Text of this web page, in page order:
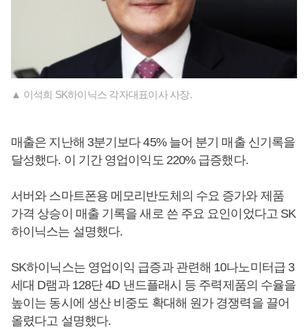
▲ 이석희 SK하이닉스 각자대표이사 사장.
매출은 지난해 3분기보다 45% 늘어 분기 매출 신기록을
달성했다. 이 기간 영업이익도 220% 급증했다.
서버와 스마트폰용 메모리반도체의 수요 증가와 제품
가격 상승이 매출 기록을 새로 쓴 주요 요인이었다고 SK
하이닉스는 설명했다.
SK하이닉스는 영업이익 급증과 관련해 10나노미터급 3
세대 D램과 128단 4D 낸드플래시 등 주력제품의 수율을
높이는 동시에 생산 비중도 확대해 원가 경쟁력을 끌어
올렸다고 설명했다.